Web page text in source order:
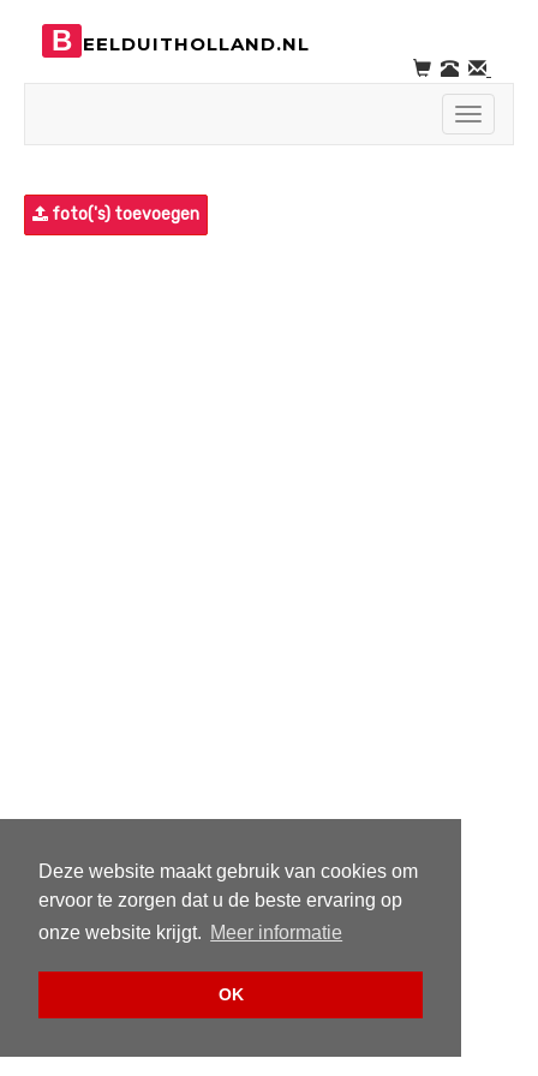
Deze website maakt gebruik van cookies om
ervoor te zorgen dat u de beste ervaring op
onze website krijgt. Meer informatie
OK
B EELDUITHOLLAND.NL
Toggle
foto('s) toevoegen